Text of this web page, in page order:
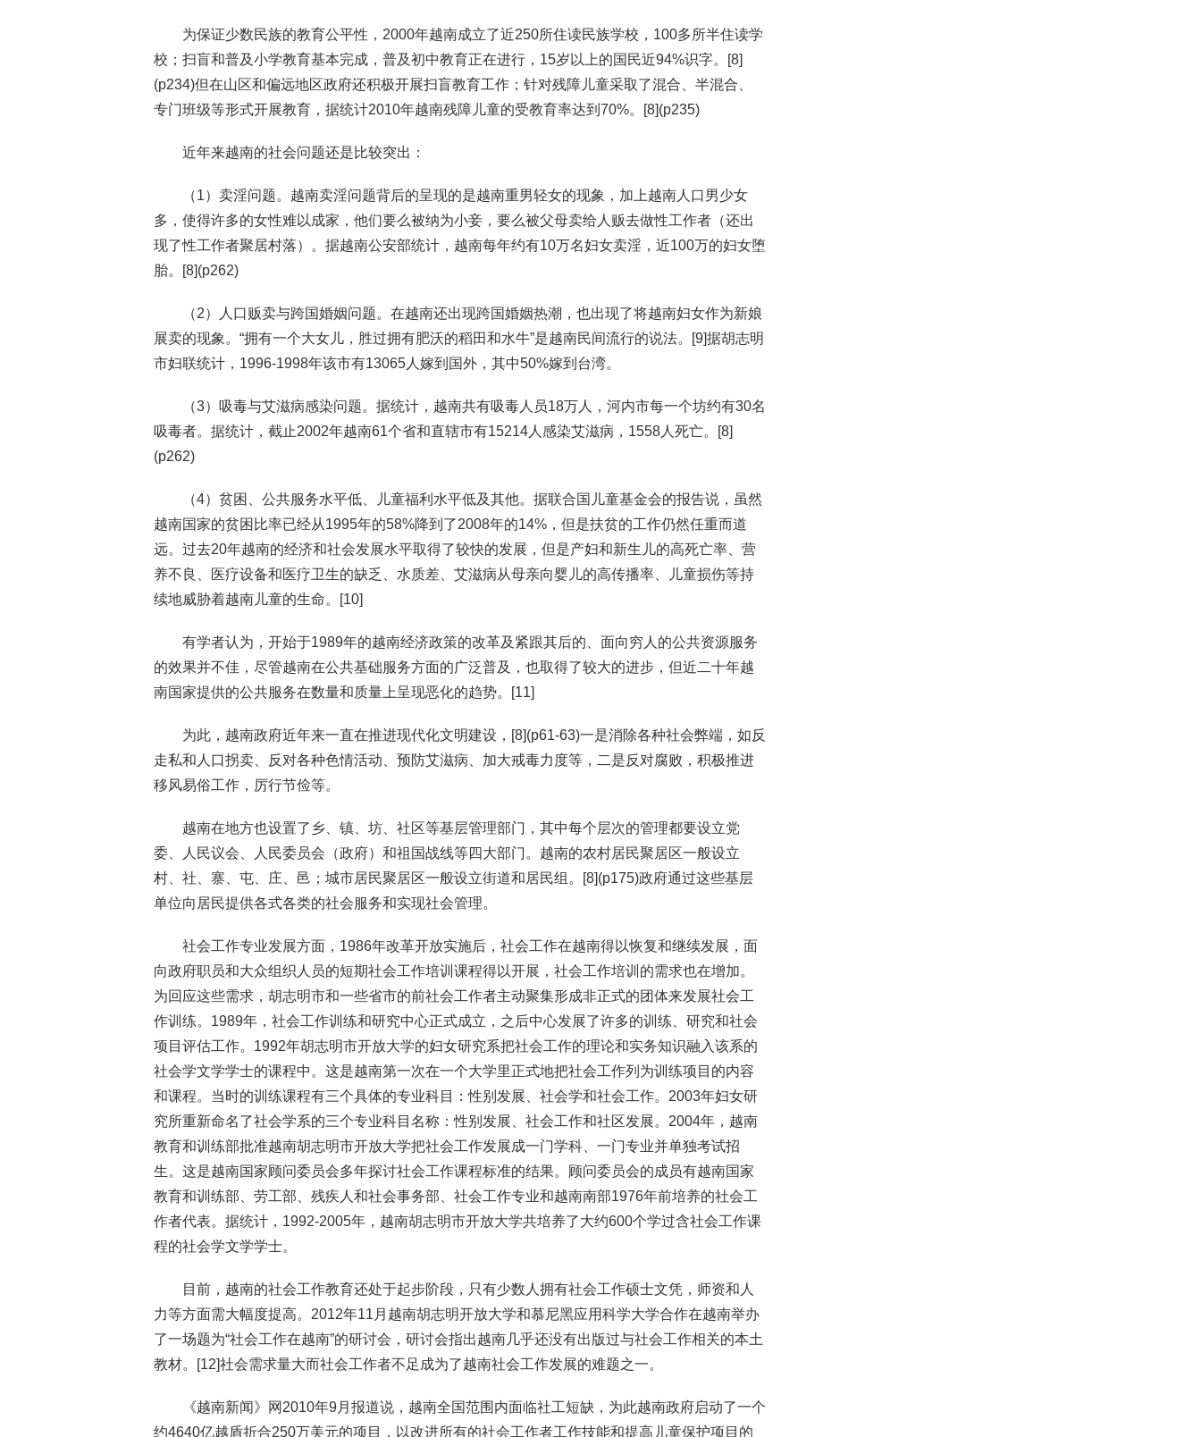
为保证少数民族的教育公平性，2000年越南成立了近250所住读民族学校，100多所半住读学
校；扫盲和普及小学教育基本完成，普及初中教育正在进行，15岁以上的国民近94%识字。[8]
(p234)但在山区和偏远地区政府还积极开展扫盲教育工作；针对残障儿童采取了混合、半混合、
专门班级等形式开展教育，据统计2010年越南残障儿童的受教育率达到70%。[8](p235)
近年来越南的社会问题还是比较突出：
（1）卖淫问题。越南卖淫问题背后的呈现的是越南重男轻女的现象，加上越南人口男少女
多，使得许多的女性难以成家，他们要么被纳为小妾，要么被父母卖给人贩去做性工作者（还出
现了性工作者聚居村落）。据越南公安部统计，越南每年约有10万名妇女卖淫，近100万的妇女堕
胎。[8](p262)
（2）人口贩卖与跨国婚姻问题。在越南还出现跨国婚姻热潮，也出现了将越南妇女作为新娘
展卖的现象。“拥有一个大女儿，胜过拥有肥沃的稻田和水牛”是越南民间流行的说法。[9]据胡志明
市妇联统计，1996-1998年该市有13065人嫁到国外，其中50%嫁到台湾。
（3）吸毒与艾滋病感染问题。据统计，越南共有吸毒人员18万人，河内市每一个坊约有30名
吸毒者。据统计，截止2002年越南61个省和直辖市有15214人感染艾滋病，1558人死亡。[8]
(p262)
（4）贫困、公共服务水平低、儿童福利水平低及其他。据联合国儿童基金会的报告说，虽然
越南国家的贫困比率已经从1995年的58%降到了2008年的14%，但是扶贫的工作仍然任重而道
远。过去20年越南的经济和社会发展水平取得了较快的发展，但是产妇和新生儿的高死亡率、营
养不良、医疗设备和医疗卫生的缺乏、水质差、艾滋病从母亲向婴儿的高传播率、儿童损伤等持
续地威胁着越南儿童的生命。[10]
有学者认为，开始于1989年的越南经济政策的改革及紧跟其后的、面向穷人的公共资源服务
的效果并不佳，尽管越南在公共基础服务方面的广泛普及，也取得了较大的进步，但近二十年越
南国家提供的公共服务在数量和质量上呈现恶化的趋势。[11]
为此，越南政府近年来一直在推进现代化文明建设，[8](p61-63)一是消除各种社会弊端，如反
走私和人口拐卖、反对各种色情活动、预防艾滋病、加大戒毒力度等，二是反对腐败，积极推进
移风易俗工作，厉行节俭等。
越南在地方也设置了乡、镇、坊、社区等基层管理部门，其中每个层次的管理都要设立党
委、人民议会、人民委员会（政府）和祖国战线等四大部门。越南的农村居民聚居区一般设立
村、社、寨、屯、庄、邑；城市居民聚居区一般设立街道和居民组。[8](p175)政府通过这些基层
单位向居民提供各式各类的社会服务和实现社会管理。
社会工作专业发展方面，1986年改革开放实施后，社会工作在越南得以恢复和继续发展，面
向政府职员和大众组织人员的短期社会工作培训课程得以开展，社会工作培训的需求也在增加。
为回应这些需求，胡志明市和一些省市的前社会工作者主动聚集形成非正式的团体来发展社会工
作训练。1989年，社会工作训练和研究中心正式成立，之后中心发展了许多的训练、研究和社会
项目评估工作。1992年胡志明市开放大学的妇女研究系把社会工作的理论和实务知识融入该系的
社会学文学学士的课程中。这是越南第一次在一个大学里正式地把社会工作列为训练项目的内容
和课程。当时的训练课程有三个具体的专业科目：性别发展、社会学和社会工作。2003年妇女研
究所重新命名了社会学系的三个专业科目名称：性别发展、社会工作和社区发展。2004年，越南
教育和训练部批准越南胡志明市开放大学把社会工作发展成一门学科、一门专业并单独考试招
生。这是越南国家顾问委员会多年探讨社会工作课程标准的结果。顾问委员会的成员有越南国家
教育和训练部、劳工部、残疾人和社会事务部、社会工作专业和越南南部1976年前培养的社会工
作者代表。据统计，1992-2005年，越南胡志明市开放大学共培养了大约600个学过含社会工作课
程的社会学文学学士。
目前，越南的社会工作教育还处于起步阶段，只有少数人拥有社会工作硕士文凭，师资和人
力等方面需大幅度提高。2012年11月越南胡志明开放大学和慕尼黑应用科学大学合作在越南举办
了一场题为“社会工作在越南”的研讨会，研讨会指出越南几乎还没有出版过与社会工作相关的本土
教材。[12]社会需求量大而社会工作者不足成为了越南社会工作发展的难题之一。
《越南新闻》网2010年9月报道说，越南全国范围内面临社工短缺，为此越南政府启动了一个
约4640亿越盾折合250万美元的项目，以改进所有的社会工作者工作技能和提高儿童保护项目的